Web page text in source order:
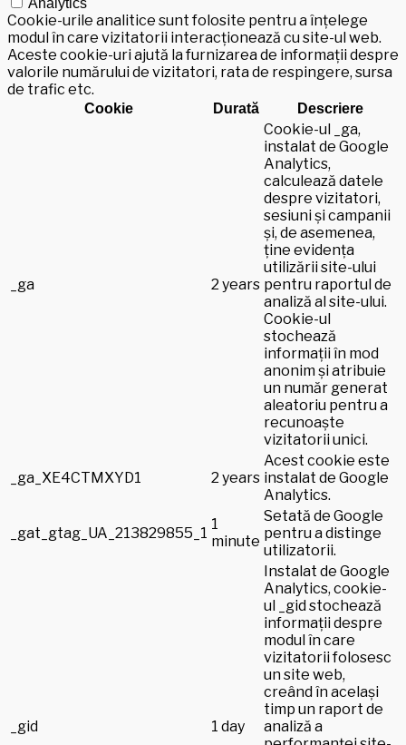
Analytics
Cookie-urile analitice sunt folosite pentru a înțelege
modul în care vizitatorii interacționează cu site-ul web.
Aceste cookie-uri ajută la furnizarea de informații despre
valorile numărului de vizitatori, rata de respingere, sursa
de trafic etc.
Cookie Durată Descriere
_ga 2 years
Cookie-ul _ga,
instalat de Google
Analytics,
calculează datele
despre vizitatori,
sesiuni și campanii
și, de asemenea,
ține evidența
utilizării site-ului
pentru raportul de
analiză al site-ului.
Cookie-ul
stochează
informații în mod
anonim și atribuie
un număr generat
aleatoriu pentru a
recunoaște
vizitatorii unici.
_ga_XE4CTMXYD1 2 years
Acest cookie este
instalat de Google
Analytics.
_gat_gtag_UA_213829855_1
1
minute
Setată de Google
pentru a distinge
utilizatorii.
_gid 1 day
Instalat de Google
Analytics, cookie-
ul _gid stochează
informații despre
modul în care
vizitatorii folosesc
un site web,
creând în același
timp un raport de
analiză a